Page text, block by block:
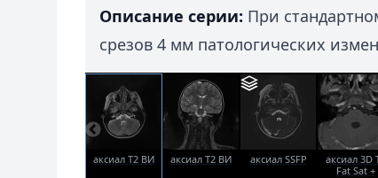
Описание серии: При
срезов 4 мм патологических
аксиал T2 ВИ аксиал T2 ВИ аксиал SSFP
аксиал 3D
Fat Sat +